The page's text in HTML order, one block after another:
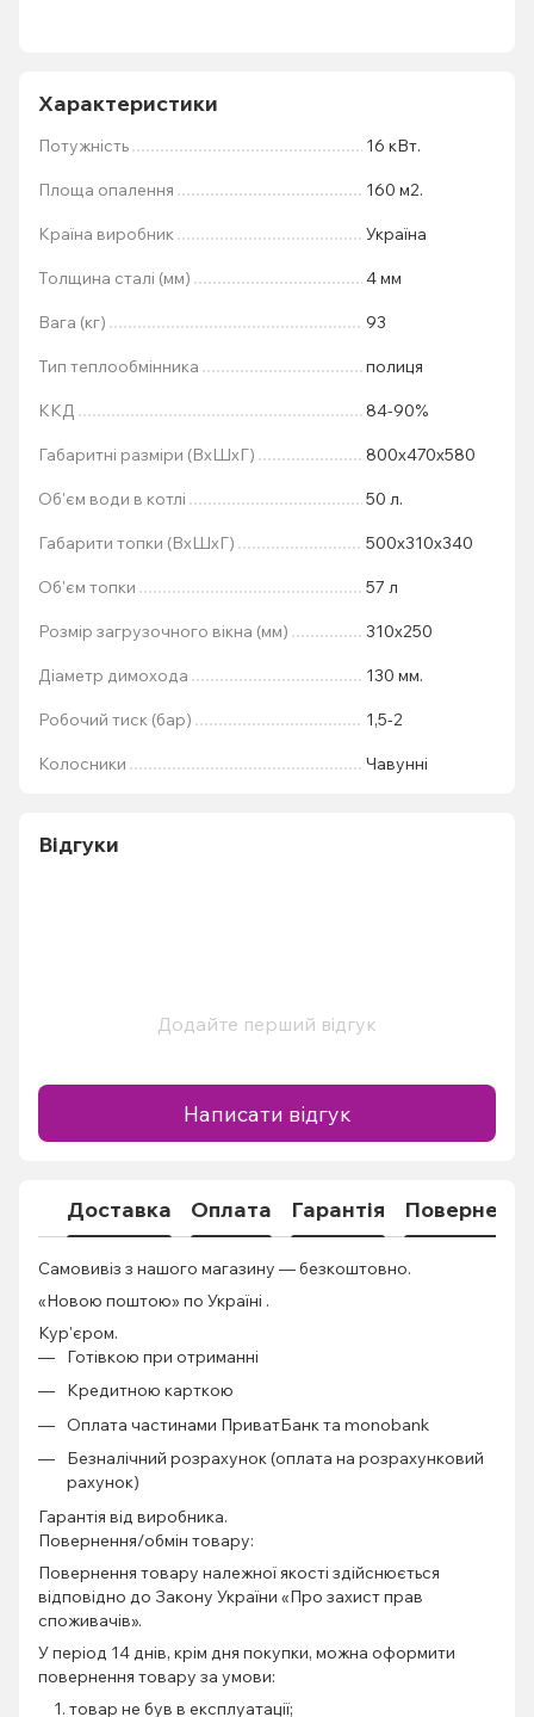
Характеристики
Потужність 16 кВт.
Площа опалення 160 м2.
Країна виробник Україна
Толщина сталі (мм) 4 мм
Вага (кг) 93
Тип теплообмінника полиця
ККД 84-90%
Габаритні разміри (ВхШхГ) 800х470х580
Об'єм води в котлі 50 л.
Габарити топки (ВхШхГ) 500х310х340
Об'єм топки 57 л
Розмір загрузочного вікна (мм) 310х250
Діаметр димохода 130 мм.
Робочий тиск (бар) 1,5-2
Колосники Чавунні
Відгуки
Додайте перший відгук
Написати відгук
Доставка Оплата Гарантія
Самовивіз з нашого магазину — безкоштовно.
«Новою поштою» по Україні .
Кур'єром.
Готівкою при отриманні
Кредитною карткою
Оплата частинами ПриватБанк та monobank
Безналічний розрахунок (оплата на розрахунковий
рахунок)
Гарантія від виробника.
Повернення/обмін товару:
Повернення товару належної якості здійснюється
відповідно до Закону України «Про захист прав
споживачів».
У період 14 днів, крім дня покупки, можна оформити
повернення товару за умови:
товар не був в експлуатації;